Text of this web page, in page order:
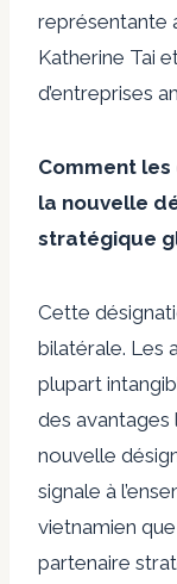
représentante
Katherine Tai
d’entreprises
Comment
la nouvelle
stratégique
Cette
bilatérale. Les
plupart
des
nouvelle
signale à
vietnamien
partenaire